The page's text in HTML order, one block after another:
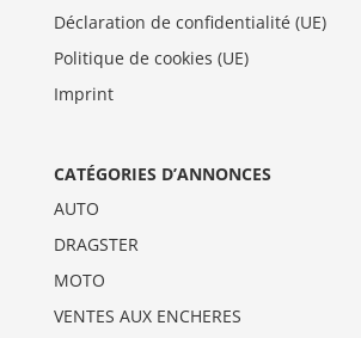
Déclaration de confidentialité (UE)
Politique de cookies (UE)
Imprint
CATÉGORIES D’ANNONCES
AUTO
DRAGSTER
MOTO
VENTES AUX ENCHERES